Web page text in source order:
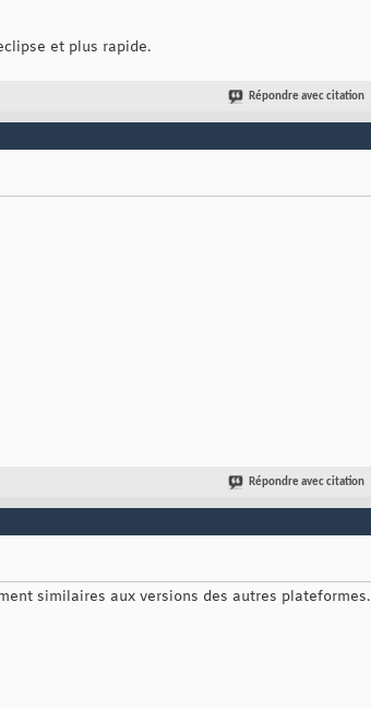
et plus rapide.
Répondre avec citation
Répondre avec citation
similaires aux versions des autres plateformes.